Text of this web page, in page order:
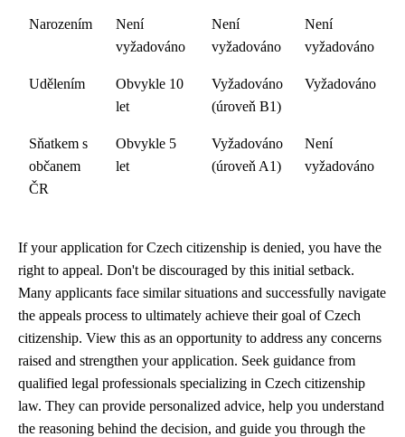
Narozením
Není
vyžadováno
Není
vyžadováno
Není
vyžadováno
Udělením
Obvykle 10
let
Vyžadováno
(úroveň B1)
Vyžadováno
Sňatkem s
občanem
ČR
Obvykle 5
let
Vyžadováno
(úroveň A1)
Není
vyžadováno
If your application for Czech citizenship is denied, you have the
right to appeal. Don't be discouraged by this initial setback.
Many applicants face similar situations and successfully navigate
the appeals process to ultimately achieve their goal of Czech
citizenship. View this as an opportunity to address any concerns
raised and strengthen your application. Seek guidance from
qualified legal professionals specializing in Czech citizenship
law. They can provide personalized advice, help you understand
the reasoning behind the decision, and guide you through the